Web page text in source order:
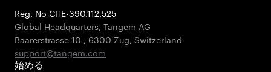
Reg. No CHE-390.112.525
Global Headquarters, Tangem AG
Baarerstrasse 10 , 6300 Zug, Switzerland
support@tangem.com
始める